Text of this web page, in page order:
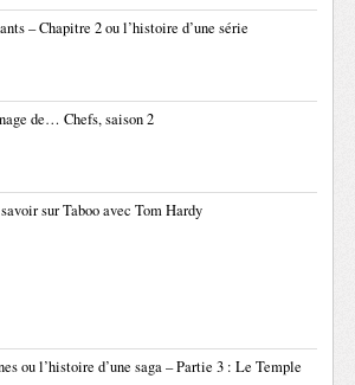
– Chapitre 2 ou l’histoire d’une série
de… Chefs, saison 2
sur Taboo avec Tom Hardy
ou l’histoire d’une saga – Partie 3 : Le Temple